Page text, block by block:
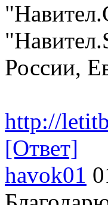
России,
http://
[Ответ]
havok01